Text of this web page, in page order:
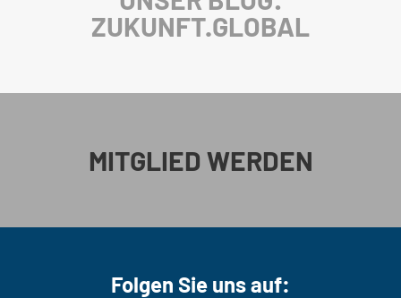
ZUKUNFT.GLOBAL
MITGLIED WERDEN
Folgen Sie uns auf: